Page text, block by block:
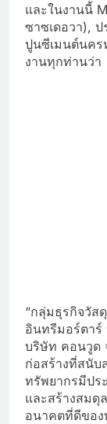
และในงานนี้
ซาซเดอวา),
ปูนซีเมนต์นคร
งานทุกท่านว่า
“กลุ่มธุรกิจวัส
อินทรีมอร์ตาร์
บริษัท คอนวูด
ก่อสร้างที่สนับ
ทรัพยากรมีปร
และสร้างสมดุ
อนาคตที่ดีขอ